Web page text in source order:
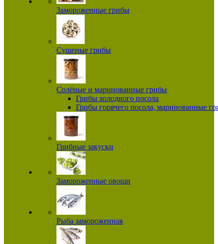
Замороженные грибы
Сушеные грибы
Солёные и маринованные грибы
Грибы холодного посола
Грибы горячего посола, маринованные
Грибные закуски
Замороженные овощи
Рыба замороженная